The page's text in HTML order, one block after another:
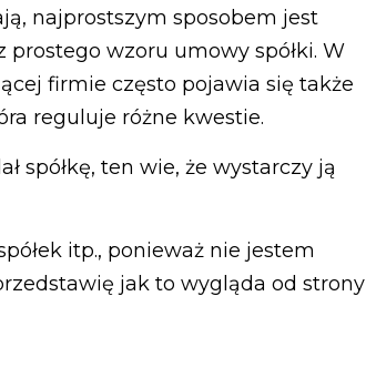
najprostszym sposobem jest
prostego wzoru umowy spółki. W
firmie często pojawia się także
reguluje różne kwestie.
spółkę, ten wie, że wystarczy ją
itp., ponieważ nie jestem
jak to wygląda od strony